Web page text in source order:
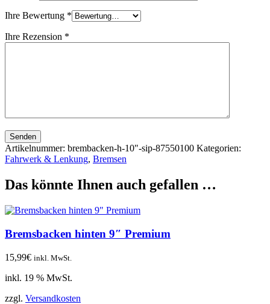
Ihre Bewertung *
Ihre Rezension *
Senden
Artikelnummer: brembacken-h-10"-sip-87550100 Kategorien:
Fahrwerk & Lenkung, Bremsen
Das könnte Ihnen auch gefallen …
Bremsbacken hinten 9″ Premium
15,99€ inkl. MwSt.
inkl. 19 % MwSt.
zzgl. Versandkosten